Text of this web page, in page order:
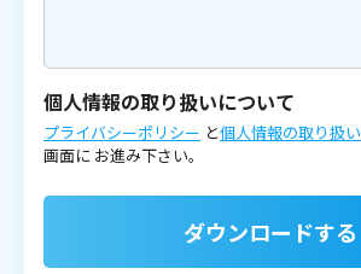
個人情報の取り扱いについて
プライバシーポリシー と個人情報の取り扱い
画面に お進み下さい。
ダウンロードする